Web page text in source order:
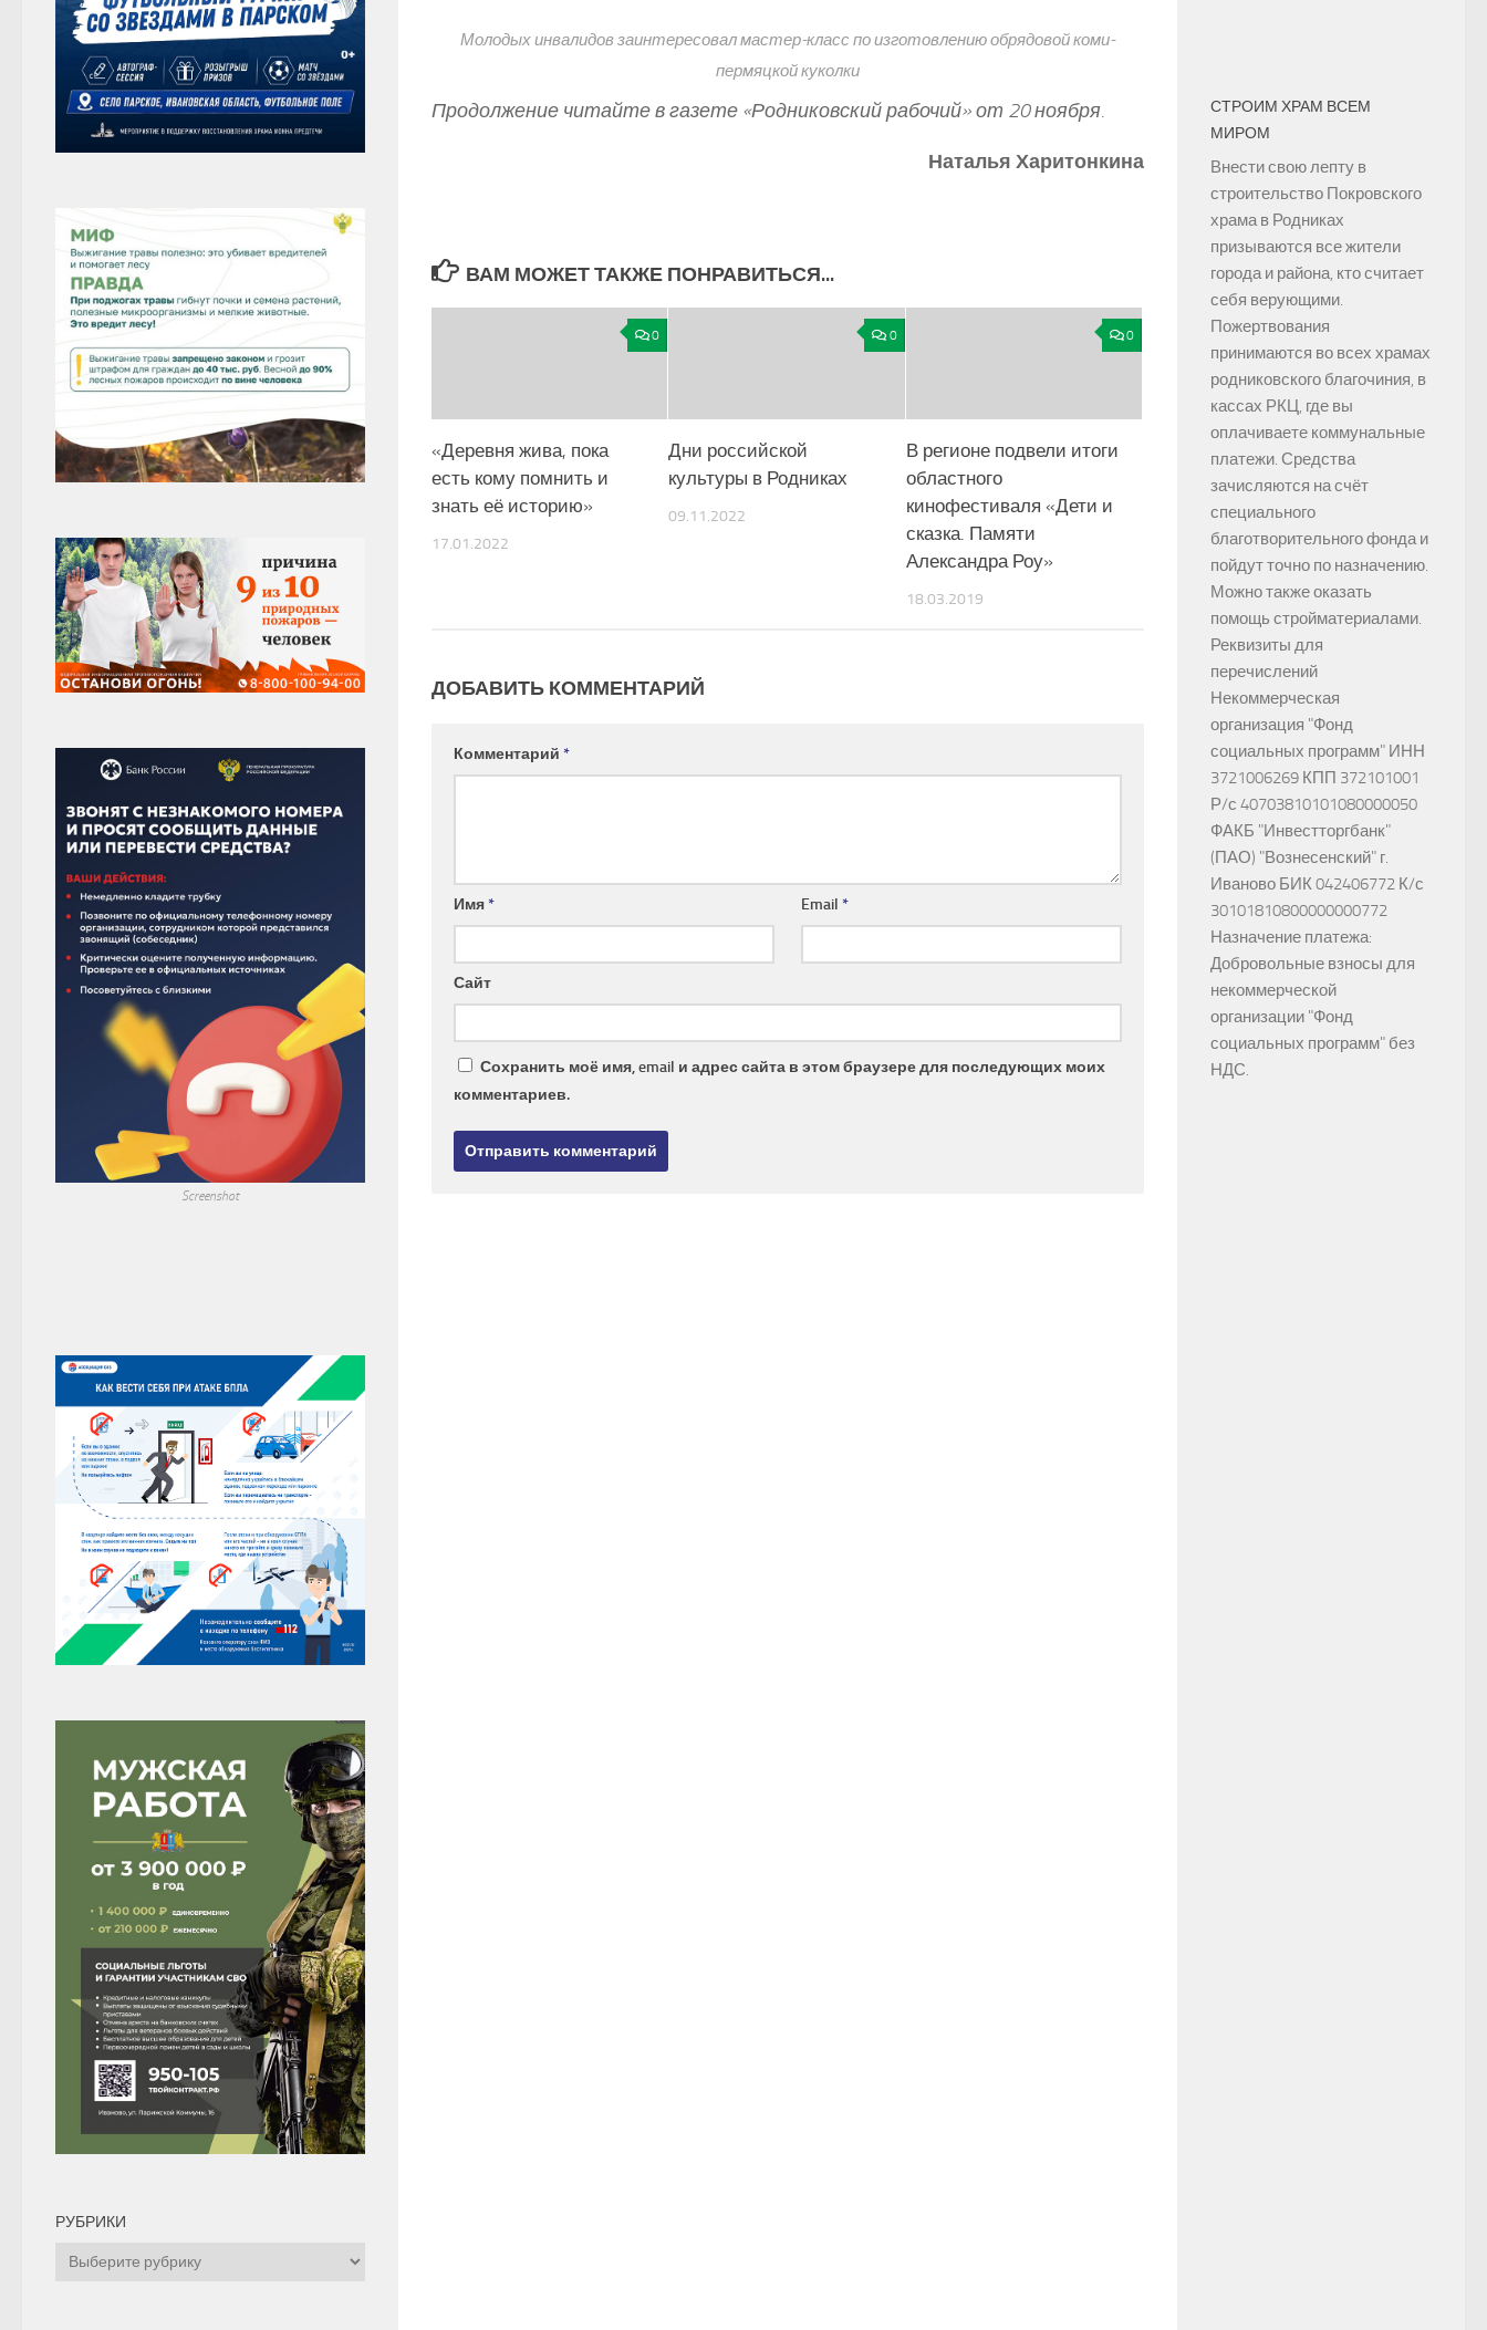
Молодых инвалидов заинтересовал мастер-­класс по изготовлению обрядовой коми­-
пермяцкой куколки
Продолжение читайте в газете «Родниковский рабочий» от 20 ноября.
Наталья Харитонкина
ВАМ МОЖЕТ ТАКЖЕ ПОНРАВИТЬСЯ...
0
«Деревня жива, пока
есть кому помнить и
знать её историю»
17.01.2022
0
Дни российской
культуры в Родниках
09.11.2022
0
В регионе подвели итоги
областного
кинофестиваля «Дети и
сказка. Памяти
Александра Роу»
18.03.2019
ДОБАВИТЬ КОММЕНТАРИЙ
Комментарий *
Имя* Email*
Сайт
Сохранить моё имя, email и адрес сайта в этом браузере для последующих моих
комментариев.
Screenshot
РУБРИКИ
Рубрики
СТРОИМ ХРАМ ВСЕМ
МИРОМ
Внести свою лепту в
строительство Покровского
храма в Родниках
призываются все жители
города и района, кто считает
себя верующими.
Пожертвования
принимаются во всех храмах
родниковского благочиния, в
кассах РКЦ, где вы
оплачиваете коммунальные
платежи. Средства
зачисляются на счёт
специального
благотворительного фонда и
пойдут точно по назначению.
Можно также оказать
помощь стройматериалами.
Реквизиты для
перечислений
Некоммерческая
организация "Фонд
социальных программ" ИНН
3721006269 КПП 372101001
Р/с 40703810101080000050
ФАКБ "Инвестторгбанк"
(ПАО) "Вознесенский" г.
Иваново БИК 042406772 К/с
30101810800000000772
Назначение платежа:
Добровольные взносы для
некоммерческой
организации "Фонд
социальных программ" без
НДС.